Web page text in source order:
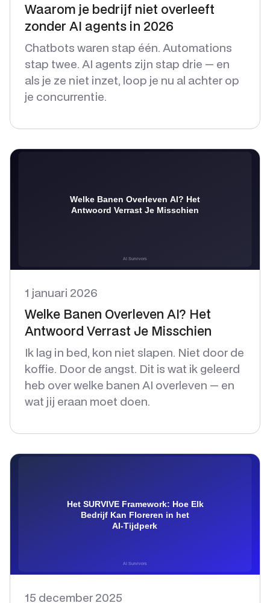
Waarom je bedrijf niet overleeft
zonder AI agents in 2026
Chatbots waren stap één. Automations
stap twee. AI agents zijn stap drie — en
als je ze niet inzet, loop je nu al achter op
je concurrentie.
1 januari 2026
Welke Banen Overleven AI? Het
Antwoord Verrast Je Misschien
Ik lag in bed, kon niet slapen. Niet door de
koffie. Door de angst. Dit is wat ik geleerd
heb over welke banen AI overleven — en
wat jij eraan moet doen.
15 december 2025